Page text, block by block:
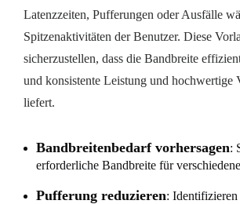
Latenzzeiten, Pufferungen oder Ausfälle
Spitzenaktivitäten der Benutzer. Diese
sicherzustellen, dass die Bandbreite
und konsistente Leistung und hochwertige
liefert.
Bandbreitenbedarf vorhersagen:
erforderliche Bandbreite für
Pufferung reduzieren: Identifizieren